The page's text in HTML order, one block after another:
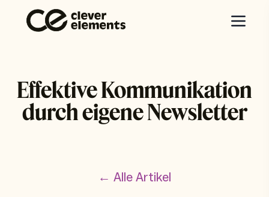
Effektive Kommunikation
durch eigene Newsletter
← Alle Artikel